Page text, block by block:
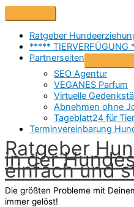
Zum
Inhalt
springen
Above
Header
Ratgeber
***** TIERVERFÜGUNG
Partnerseiten
SEO Agentur
VEGANES Parfum
Virtuelle
Abnehmen ohne
Tageblatt24 für
Terminvereinbarung
Ratgeber
in der
einfach und
Die größten Probleme mit
immer gelöst!